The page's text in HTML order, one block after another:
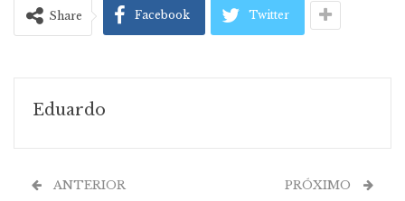
Share Facebook Twitter
Eduardo
ANTERIOR PRÓXIMO